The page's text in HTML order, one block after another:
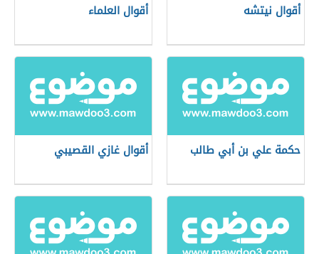
أقوال نيتشه أقوال العلماء
حكمة علي بن أبي طالب أقوال غازي القصيبي